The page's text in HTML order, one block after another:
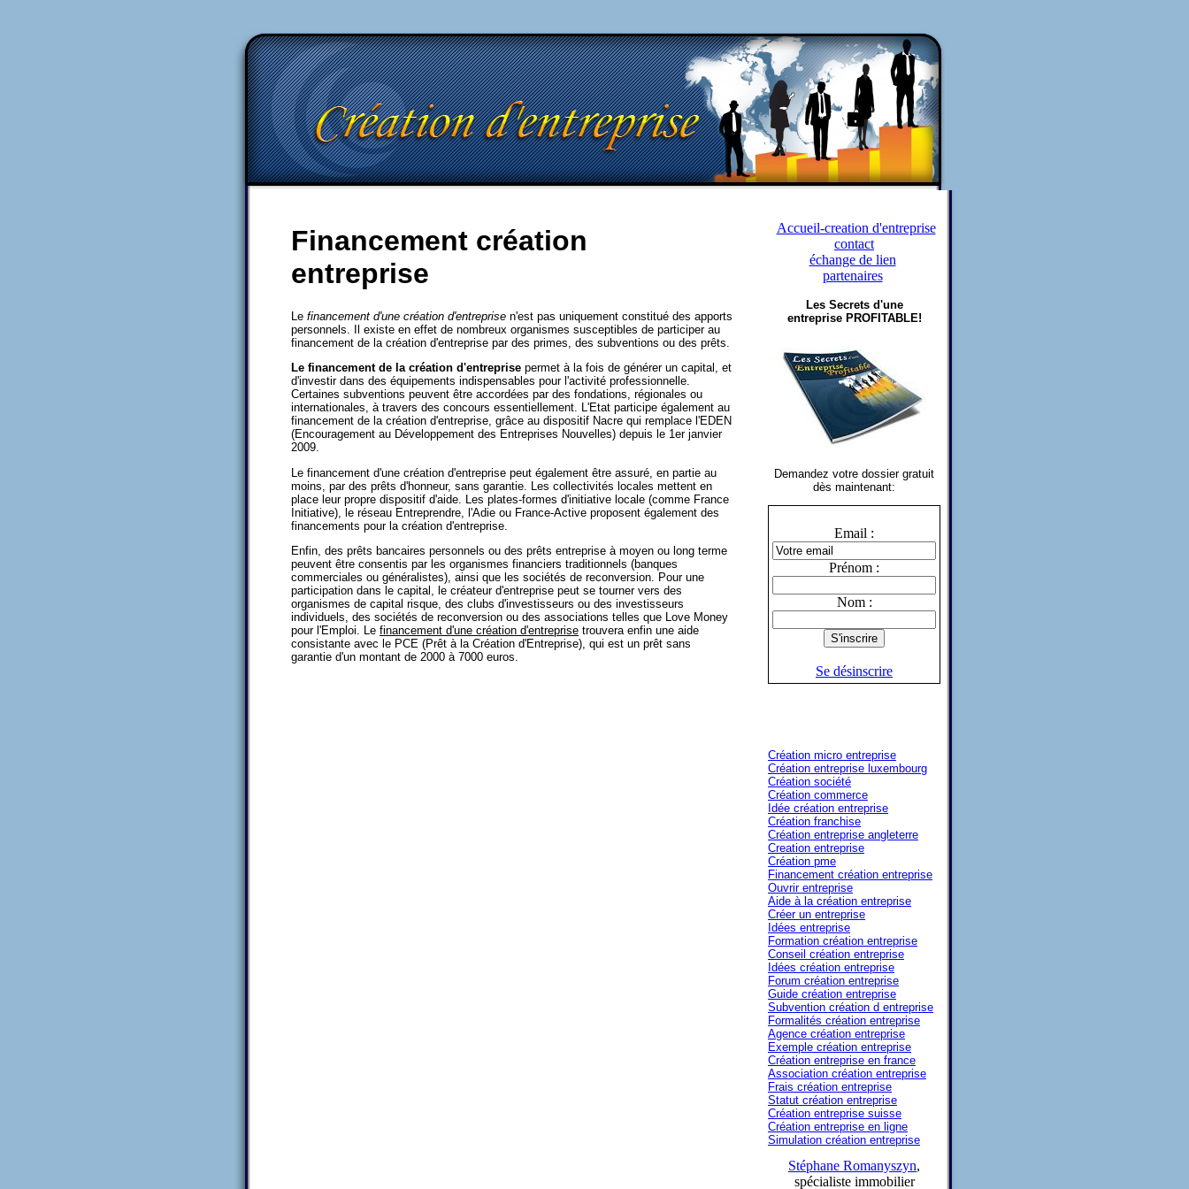
Financement création
entreprise
Le financement d'une création d'entreprise n'est pas uniquement constitué des apports
personnels. Il existe en effet de nombreux organismes susceptibles de participer au
financement de la création d'entreprise par des primes, des subventions ou des prêts.
Le financement de la création d'entreprise permet à la fois de générer un capital, et
d'investir dans des équipements indispensables pour l'activité professionnelle.
Certaines subventions peuvent être accordées par des fondations, régionales ou
internationales, à travers des concours essentiellement. L'Etat participe également au
financement de la création d'entreprise, grâce au dispositif Nacre qui remplace l'EDEN
(Encouragement au Développement des Entreprises Nouvelles) depuis le 1er janvier
2009.
Le financement d'une création d'entreprise peut également être assuré, en partie au
moins, par des prêts d'honneur, sans garantie. Les collectivités locales mettent en
place leur propre dispositif d'aide. Les plates-formes d'initiative locale (comme France
Initiative), le réseau Entreprendre, l'Adie ou France-Active proposent également des
financements pour la création d'entreprise.
Enfin, des prêts bancaires personnels ou des prêts entreprise à moyen ou long terme
peuvent être consentis par les organismes financiers traditionnels (banques
commerciales ou généralistes), ainsi que les sociétés de reconversion. Pour une
participation dans le capital, le créateur d'entreprise peut se tourner vers des
organismes de capital risque, des clubs d'investisseurs ou des investisseurs
individuels, des sociétés de reconversion ou des associations telles que Love Money
pour l'Emploi. Le financement d'une création d'entreprise trouvera enfin une aide
consistante avec le PCE (Prêt à la Création d'Entreprise), qui est un prêt sans
garantie d'un montant de 2000 à 7000 euros.
Accueil-creation d'entreprise
contact
échange de lien
partenaires
Les Secrets d'une
entreprise PROFITABLE!
Demandez votre dossier gratuit
dès maintenant:
Email :
Prénom :
Nom :
Se désinscrire
Création micro entreprise
Création entreprise luxembourg
Création société
Création commerce
Idée création entreprise
Création franchise
Création entreprise angleterre
Creation entreprise
Création pme
Financement création entreprise
Ouvrir entreprise
Aide à la création entreprise
Créer un entreprise
Idées entreprise
Formation création entreprise
Conseil création entreprise
Idées création entreprise
Forum création entreprise
Guide création entreprise
Subvention création d entreprise
Formalités création entreprise
Agence création entreprise
Exemple création entreprise
Création entreprise en france
Association création entreprise
Frais création entreprise
Statut création entreprise
Création entreprise suisse
Création entreprise en ligne
Simulation création entreprise
Stéphane Romanyszyn,
spécialiste immobilier